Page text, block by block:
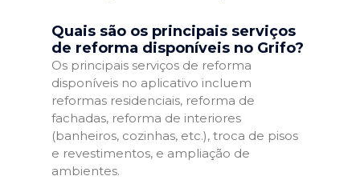
Quais são os principais serviços
de reforma disponíveis no Grifo?
Os principais serviços de reforma
disponíveis no aplicativo incluem
reformas residenciais, reforma de
fachadas, reforma de interiores
(banheiros, cozinhas, etc.), troca de pisos
e revestimentos, e ampliação de
ambientes.